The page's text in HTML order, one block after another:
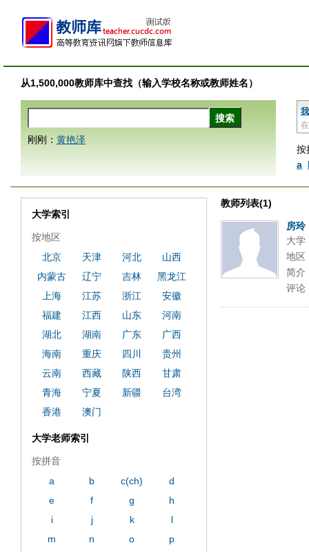
从1,500,000教师库中查找（输入学校名称或教师姓名）
按
a
刚刚： 黄艳泽
教师列表(1)
房玲
大学
地区
简介
评论
大学索引
按地区
北京
天津 河北
山西
内蒙古
辽宁 吉林
黑龙江
上海
江苏 浙江
安徽
福建
江西 山东
河南
湖北
湖南 广东
广西
海南
重庆 四川
贵州
云南
西藏 陕西
甘肃
青海
宁夏 新疆
台湾
香港
澳门
大学老师索引
按拼音
a
b c(ch)
d
e
f g
h
i
j k
l
m
n o
p